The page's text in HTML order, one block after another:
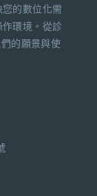
的數位化需
環境。從診
的願景與使